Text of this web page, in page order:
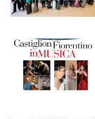
POLITICA